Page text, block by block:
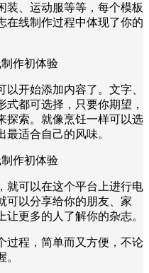
装、运动服等等，每个模板
在线制作过程中体现了你的
开始添加内容了。文字、
都可选择，只要你期望，
探索。就像烹饪一样可以选
适合自己的风味。
就可以在这个平台上进行电
可以分享给你的朋友、家
更多的人了解你的杂志。
过程，简单而又方便，不论